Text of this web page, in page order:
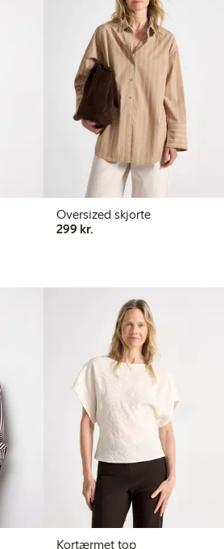
Oversized skjorte
299 kr.
Kortærmet top